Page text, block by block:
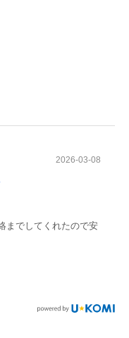
2026-03-08
までしてくれたので安